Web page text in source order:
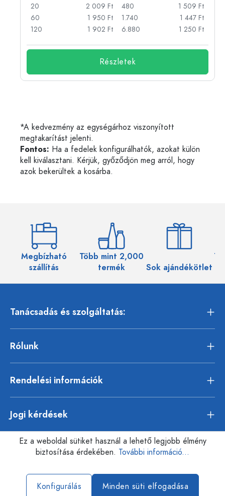
20
2 009 Ft
60
1 950 Ft
120
1 902 Ft
480
1 509 Ft
1.740
1 447 Ft
6.880
1 250 Ft
Részletek
*A kedvezmény az egységárhoz viszonyított
megtakarítást jelenti.
Fontos: Ha a fedelek konfigurálhatók, azokat külön
kell kiválasztani. Kérjük, győződjön meg arról, hogy
azok bekerültek a kosárba.
Megbízható
szállítás
Több mint 2,000
termék
Sok ajándékötlet
Tanácsadás és szolgáltatás:
Rólunk
Rendelési információk
Jogi kérdések
Ez a weboldal sütiket használ a lehető legjobb élmény
biztosítása érdekében. További információ...
Konfigurálás Minden süti elfogadása